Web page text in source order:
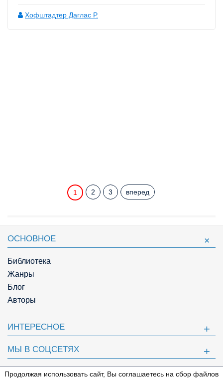
Хофштадтер Даглас Р.
1 2 3 вперед
ОСНОВНОЕ
Библиотека
Жанры
Блог
Авторы
ИНТЕРЕСНОЕ
МЫ В СОЦСЕТЯХ
ПОЛЕЗНОЕ
Продолжая использовать сайт, Вы соглашаетесь на сбор файлов